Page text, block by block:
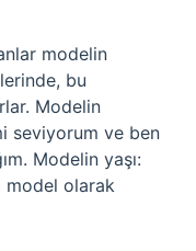
modelin
bu
Modelin
seviyorum ve ben
Modelin yaşı:
model olarak